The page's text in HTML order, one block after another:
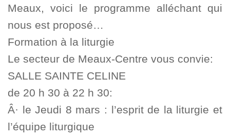
Meaux, voici le programme alléchant qui
nous est proposé…
Formation à la liturgie
Le secteur de Meaux-Centre vous convie:
SALLE SAINTE CELINE
de 20 h 30 à 22 h 30:
Â· le Jeudi 8 mars : l’esprit de la liturgie et
l’équipe liturgique